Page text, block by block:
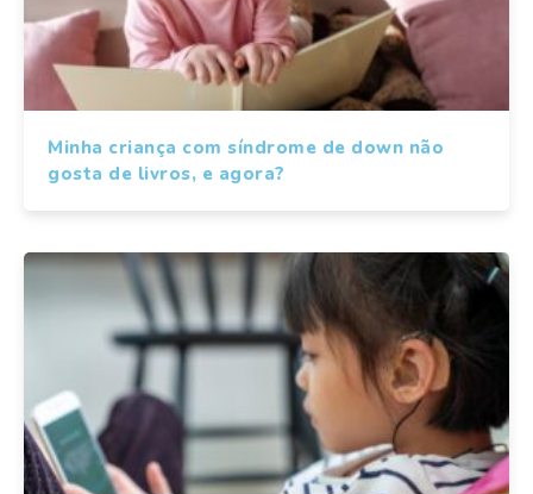
Minha criança com síndrome de down não
gosta de livros, e agora?